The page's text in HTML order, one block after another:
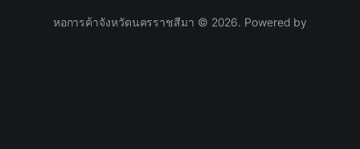
หอการค้าจังหวัดนครราชสีมา © 2026. Powered by